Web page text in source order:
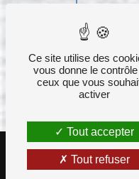
** Les
traitants
Teste-de-
moment et
l'adresse La,
conservons
sur la liste
Ce site utilise des
vous donne le
ceux que vous
activer
Tout accepter
Tout refuser